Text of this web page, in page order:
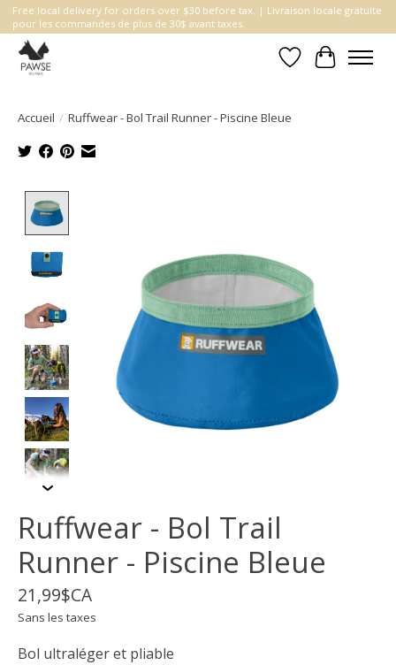
Free local delivery for orders over $30 before tax. | Livraison locale gratuite
pour les commandes de plus de 30$ avant taxes.
Liste dePanier
Accueil / Ruffwear - Bol Trail Runner - Piscine Bleue
Ruffwear - Bol Trail
Runner - Piscine Bleue
21,99$CA
Sans les taxes
Bol ultraléger et pliable